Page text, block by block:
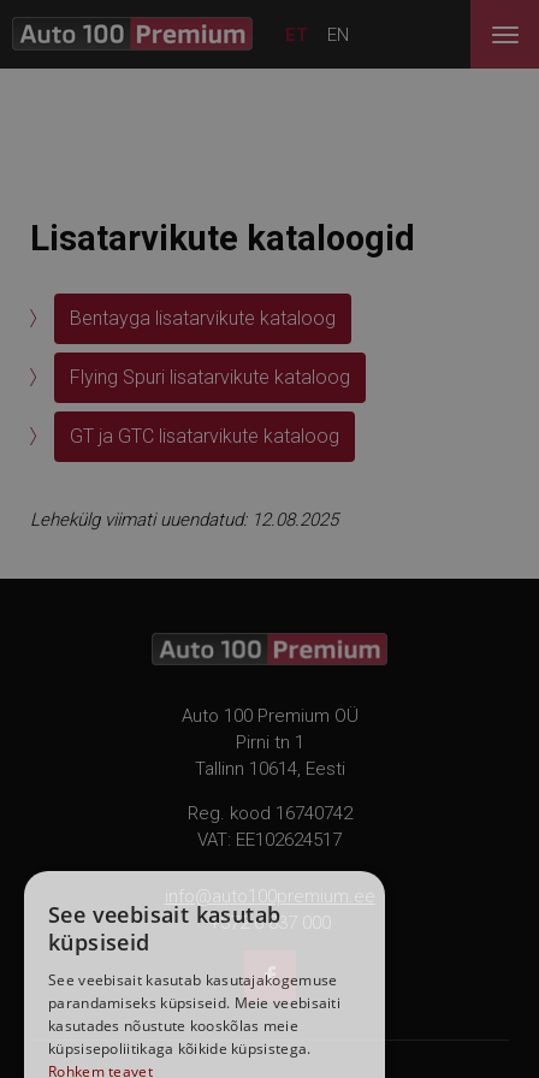
ET EN
Lisatarvikute kataloogid
Bentayga lisatarvikute kataloog
Flying Spuri lisatarvikute kataloog
GT ja GTC lisatarvikute kataloog
Lehekülg viimati uuendatud: 12.08.2025
Auto 100 Premium OÜ
Pirni tn 1
Tallinn 10614, Eesti
Reg. kood 16740742
VAT: EE102624517
info@auto100premium.ee
+372 6 837 000

See veebisait kasutab
küpsiseid
See veebisait kasutab kasutajakogemuse
parandamiseks küpsiseid. Meie veebisaiti
kasutades nõustute kooskõlas meie
küpsisepoliitikaga kõikide küpsistega.
Rohkem teavet